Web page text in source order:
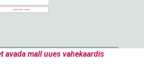
avada mall uues vahekaardis